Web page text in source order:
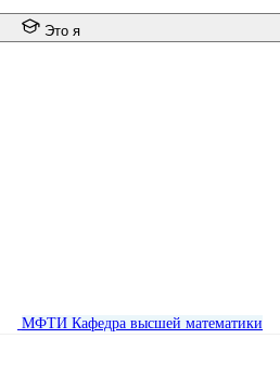
Это я
МФТИ Кафедра высшей математики